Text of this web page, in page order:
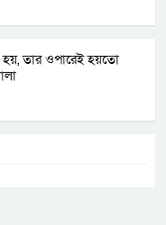
হয়, তার ওপারেই হয়তো